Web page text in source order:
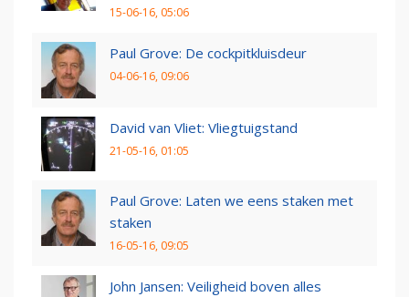
15-06-16, 05:06
Paul Grove: De cockpitkluisdeur
04-06-16, 09:06
David van Vliet: Vliegtuigstand
21-05-16, 01:05
Paul Grove: Laten we eens staken met
staken
16-05-16, 09:05
John Jansen: Veiligheid boven alles